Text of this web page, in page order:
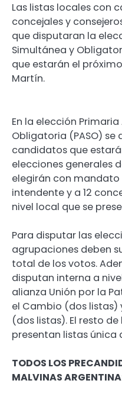
Las listas locales con
concejales y
que disputaran la
Simultánea y
que estarán el
Martín.
En la elección
Obligatoria (PASO) se
candidatos que
elecciones generales
elegirán con
intendente y a 12
nivel local que se
Para disputar las
agrupaciones deben
total de los votos.
disputan interna a
alianza Unión por la
el Cambio (dos listas)
(dos listas). El resto
presentan listas única
TODOS LOS
MALVINAS